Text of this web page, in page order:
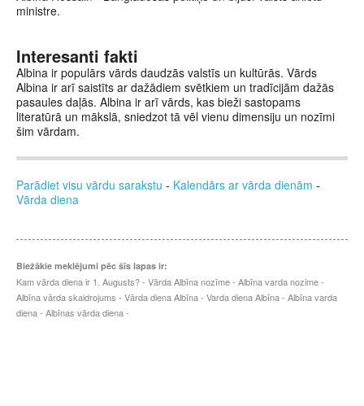
ministre.
Interesanti fakti
Albina ir populārs vārds daudzās valstīs un kultūrās. Vārds
Albina ir arī saistīts ar dažādiem svētkiem un tradīcijām dažās
pasaules daļās. Albina ir arī vārds, kas bieži sastopams
literatūrā un mākslā, sniedzot tā vēl vienu dimensiju un nozīmi
šim vārdam.
Parādiet visu vārdu sarakstu - Kalendārs ar vārda dienām -
Vārda diena
Biežākie meklējumi pēc šīs lapas ir:
Kam vārda diena ir 1. Augusts? - Vārda Albīna nozīme - Albīna varda nozime -
Albīna vārda skaidrojums - Vārda diena Albīna - Varda diena Albīna - Albīna varda
diena - Albīnas vārda diena -